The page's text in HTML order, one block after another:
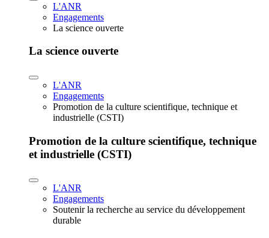
L'ANR
Engagements
La science ouverte
La science ouverte
L'ANR
Engagements
Promotion de la culture scientifique, technique et
industrielle (CSTI)
Promotion de la culture scientifique, technique
et industrielle (CSTI)
L'ANR
Engagements
Soutenir la recherche au service du développement
durable